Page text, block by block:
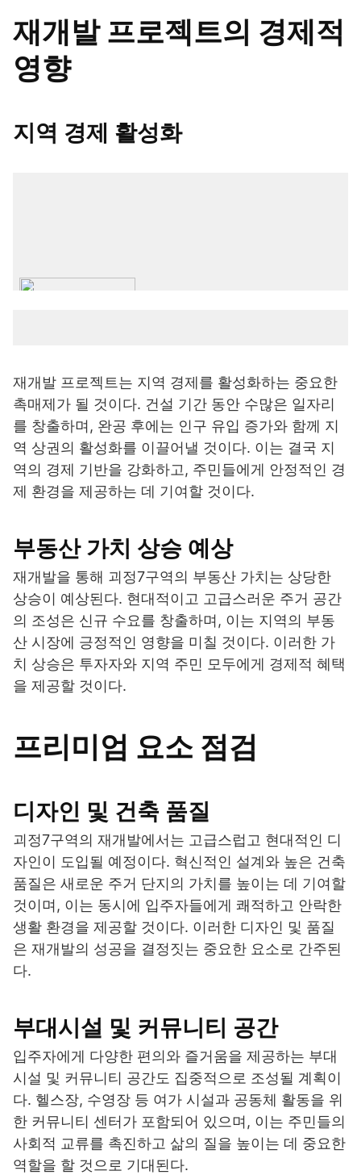
재개발 프로젝트의 경제적
영향
지역 경제 활성화
재개발 프로젝트는 지역 경제를 활성화하는 중요한
촉매제가 될 것이다. 건설 기간 동안 수많은 일자리
를 창출하며, 완공 후에는 인구 유입 증가와 함께 지
역 상권의 활성화를 이끌어낼 것이다. 이는 결국 지
역의 경제 기반을 강화하고, 주민들에게 안정적인 경
제 환경을 제공하는 데 기여할 것이다.
부동산 가치 상승 예상
재개발을 통해 괴정7구역의 부동산 가치는 상당한
상승이 예상된다. 현대적이고 고급스러운 주거 공간
의 조성은 신규 수요를 창출하며, 이는 지역의 부동
산 시장에 긍정적인 영향을 미칠 것이다. 이러한 가
치 상승은 투자자와 지역 주민 모두에게 경제적 혜택
을 제공할 것이다.
프리미엄 요소 점검
디자인 및 건축 품질
괴정7구역의 재개발에서는 고급스럽고 현대적인 디
자인이 도입될 예정이다. 혁신적인 설계와 높은 건축
품질은 새로운 주거 단지의 가치를 높이는 데 기여할
것이며, 이는 동시에 입주자들에게 쾌적하고 안락한
생활 환경을 제공할 것이다. 이러한 디자인 및 품질
은 재개발의 성공을 결정짓는 중요한 요소로 간주된
다.
부대시설 및 커뮤니티 공간
입주자에게 다양한 편의와 즐거움을 제공하는 부대
시설 및 커뮤니티 공간도 집중적으로 조성될 계획이
다. 헬스장, 수영장 등 여가 시설과 공동체 활동을 위
한 커뮤니티 센터가 포함되어 있으며, 이는 주민들의
사회적 교류를 촉진하고 삶의 질을 높이는 데 중요한
역할을 할 것으로 기대된다.